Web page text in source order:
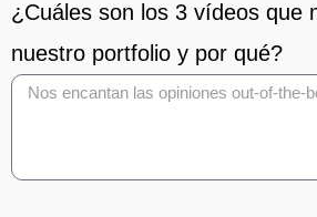
¿Cuáles son los 3 vídeos que
nuestro portfolio y por qué?